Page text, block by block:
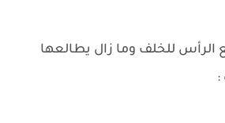
الرأس للخلف وما زال يطالعها
: